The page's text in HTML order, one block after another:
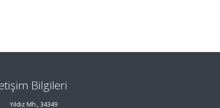
Bilgileri
Yıldız Mh., 34349